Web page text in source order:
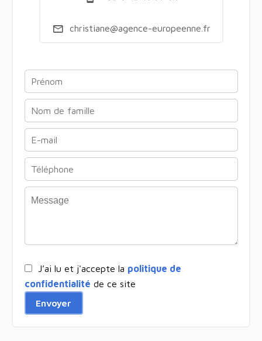
christiane@agence-europeenne.fr
J’ai lu et j'accepte la politique de
confidentialité de ce site
Envoyer